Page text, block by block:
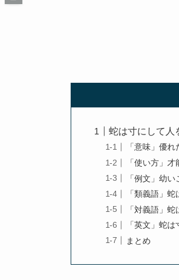
蛇は寸にして人
「意味」優
「使い方」
「例文」幼
「類義語」
「対義語」
「英文」蛇
まとめ